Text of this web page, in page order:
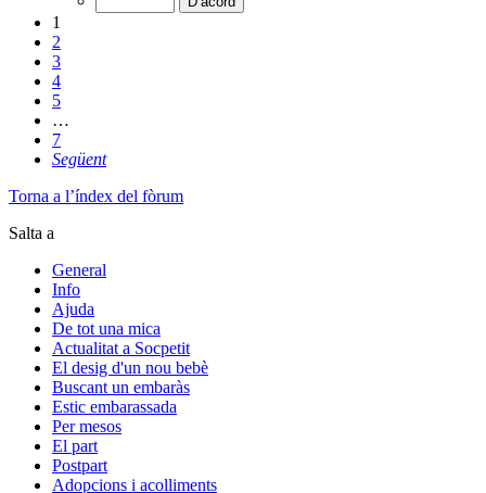
1
2
3
4
5
…
7
Següent
Torna a l’índex del fòrum
Salta a
General
Info
Ajuda
De tot una mica
Actualitat a Socpetit
El desig d'un nou bebè
Buscant un embaràs
Estic embarassada
Per mesos
El part
Postpart
Adopcions i acolliments